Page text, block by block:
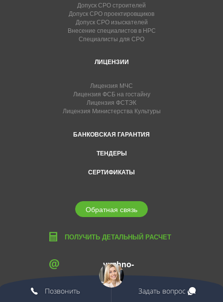
Допуск СРО строителей
Допуск СРО проектировщиков
Допуск СРО изыскателей
Внесение специалистов в НРС
Специалисты для СРО
ЛИЦЕНЗИИ
Лицензия МЧС
Лицензия ФСБ на гостайну
Лицензия ФСТЭК
Лицензия Министерства Культуры
БАНКОВСКАЯ ГАРАНТИЯ
ТЕНДЕРЫ
СЕРТИФИКАТЫ
Обратная связь
ПОЛУЧИТЬ ДЕТАЛЬНЫЙ РАСЧЕТ
yuzhno-
sahalinsk@edcons.ru
Позвонить Задать вопрос